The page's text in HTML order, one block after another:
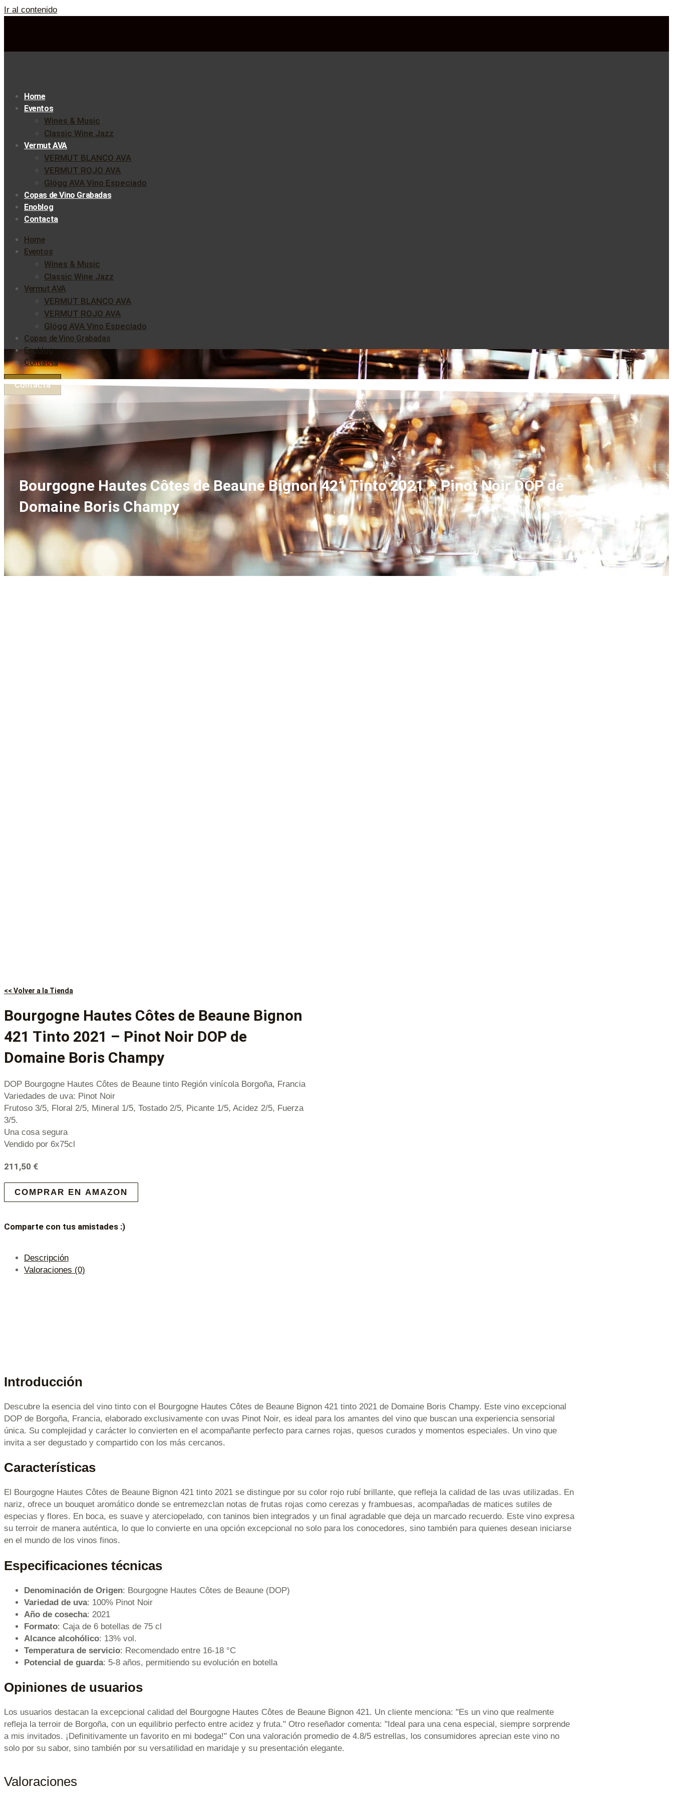
Ir al contenido
Home
Eventos
Wines & Music
Classic Wine Jazz
Vermut AVA
VERMUT BLANCO AVA
VERMUT ROJO AVA
Glögg AVA Vino Especiado
Copas de Vino Grabadas
Enoblog
Contacta
Home
Eventos
Wines & Music
Classic Wine Jazz
Vermut AVA
VERMUT BLANCO AVA
VERMUT ROJO AVA
Glögg AVA Vino Especiado
Copas de Vino Grabadas
Enoblog
Contacta
Contacta
Bourgogne Hautes Côtes de Beaune Bignon 421 Tinto 2021 – Pinot Noir DOP de
Domaine Boris Champy
<< Volver a la Tienda
Bourgogne Hautes Côtes de Beaune Bignon
421 Tinto 2021 – Pinot Noir DOP de
Domaine Boris Champy
DOP Bourgogne Hautes Côtes de Beaune tinto Región vinícola Borgoña, Francia
Variedades de uva: Pinot Noir
Frutoso 3/5, Floral 2/5, Mineral 1/5, Tostado 2/5, Picante 1/5, Acidez 2/5, Fuerza
3/5.
Una cosa segura
Vendido por 6x75cl
211,50 €
COMPRAR EN AMAZON
Comparte con tus amistades :)
Descripción
Valoraciones (0)
Introducción
Descubre la esencia del vino tinto con el Bourgogne Hautes Côtes de Beaune Bignon 421 tinto 2021 de Domaine Boris Champy. Este vino excepcional
DOP de Borgoña, Francia, elaborado exclusivamente con uvas Pinot Noir, es ideal para los amantes del vino que buscan una experiencia sensorial
única. Su complejidad y carácter lo convierten en el acompañante perfecto para carnes rojas, quesos curados y momentos especiales. Un vino que
invita a ser degustado y compartido con los más cercanos.
Características
El Bourgogne Hautes Côtes de Beaune Bignon 421 tinto 2021 se distingue por su color rojo rubí brillante, que refleja la calidad de las uvas utilizadas. En
nariz, ofrece un bouquet aromático donde se entremezclan notas de frutas rojas como cerezas y frambuesas, acompañadas de matices sutiles de
especias y flores. En boca, es suave y aterciopelado, con taninos bien integrados y un final agradable que deja un marcado recuerdo. Este vino expresa
su terroir de manera auténtica, lo que lo convierte en una opción excepcional no solo para los conocedores, sino también para quienes desean iniciarse
en el mundo de los vinos finos.
Especificaciones técnicas
Denominación de Origen: Bourgogne Hautes Côtes de Beaune (DOP)
Variedad de uva: 100% Pinot Noir
Año de cosecha: 2021
Formato: Caja de 6 botellas de 75 cl
Alcance alcohólico: 13% vol.
Temperatura de servicio: Recomendado entre 16-18 °C
Potencial de guarda: 5-8 años, permitiendo su evolución en botella
Opiniones de usuarios
Los usuarios destacan la excepcional calidad del Bourgogne Hautes Côtes de Beaune Bignon 421. Un cliente menciona: "Es un vino que realmente
refleja la terroir de Borgoña, con un equilibrio perfecto entre acidez y fruta." Otro reseñador comenta: "Ideal para una cena especial, siempre sorprende
a mis invitados. ¡Definitivamente un favorito en mi bodega!" Con una valoración promedio de 4.8/5 estrellas, los consumidores aprecian este vino no
solo por su sabor, sino también por su versatilidad en maridaje y su presentación elegante.
Valoraciones